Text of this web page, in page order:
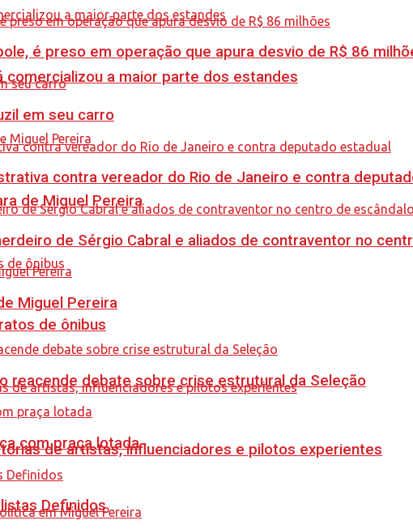
a maior parte dos estandes
de Miguel Pereira
de ônibus
de artistas, influenciadores e pilotos experientes
é preso em operação que apura desvio de R$ 86
em seu carro
contra vereador do Rio de Janeiro e contra
de Sérgio Cabral e aliados de contraventor no
Miguel Pereira
reacende debate sobre crise estrutural da Seleção
com praça lotada
Definidos